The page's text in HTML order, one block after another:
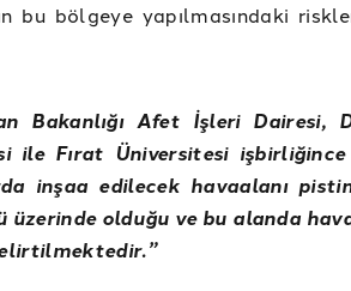
bu bölgeye yapılmasındaki
Bakanlığı Afet İşleri Dairesi,
ile Fırat Üniversitesi
inşaa edilecek havaalanı
olduğu ve bu alanda